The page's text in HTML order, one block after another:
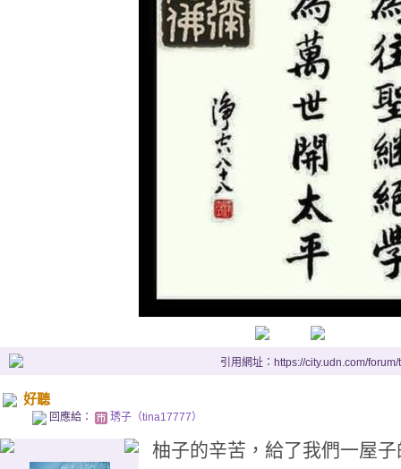
引用網址：https://city.udn.com/
好聽
回應給： 琇子（tina17777）
柚子的辛苦，給了我們一屋